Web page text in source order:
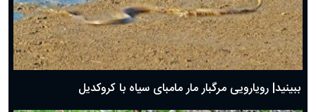
ببینید| رویارویی مرگبار مار مامبای سیاه با کروکدیل